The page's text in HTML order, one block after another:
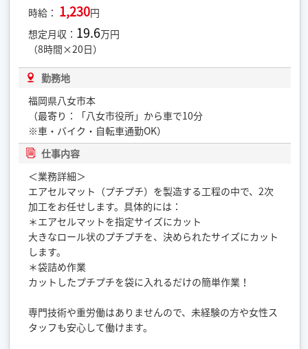
時給： 1,230円
想定月収： 19.6万円
（8時間×20日）
勤務地
福岡県八女市本
（最寄り：「八女市役所」から車で10分
※車・バイク・自転車通勤OK）
仕事内容
＜業務詳細＞
エアセルマット（プチプチ）を製造する工程の中で、2次
加工をお任せします。具体的には：
＊エアセルマットを指定サイズにカット
大きなロール状のプチプチを、決められたサイズにカット
します。
＊袋詰め作業
カットしたプチプチを袋に入れるだけの簡単作業！
専門技術や重労働はありませんので、未経験の方や女性ス
タッフも安心して働けます。